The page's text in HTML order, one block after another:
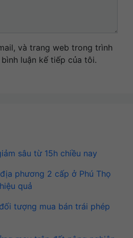
và trang web trong trình
luận kế tiếp của tôi.
sâu từ 15h chiều nay
phương 2 cấp ở Phú Thọ
quả
tượng mua bán trái phép